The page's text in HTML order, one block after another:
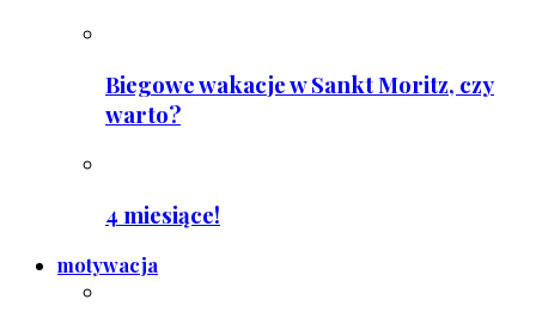
Biegowe wakacje w Sankt Moritz, czy
warto?
4 miesiące!
motywacja